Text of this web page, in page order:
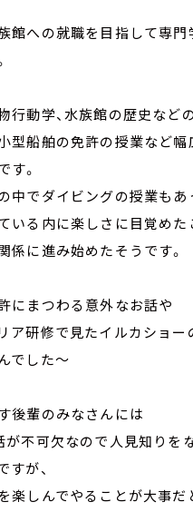
館への就職を目指して専
行動学、水族館の歴史など
型船舶の免許の授業など幅
す。
中でダイビングの授業もあ
いる内に楽しさに目覚めた
係に進み始めたそうです。
にまつわる意外なお話や
ア研修で見たイルカショー
でした～
後輩のみなさんには
が不可欠なので人見知りを
すが、
楽しんでやることが大事だ